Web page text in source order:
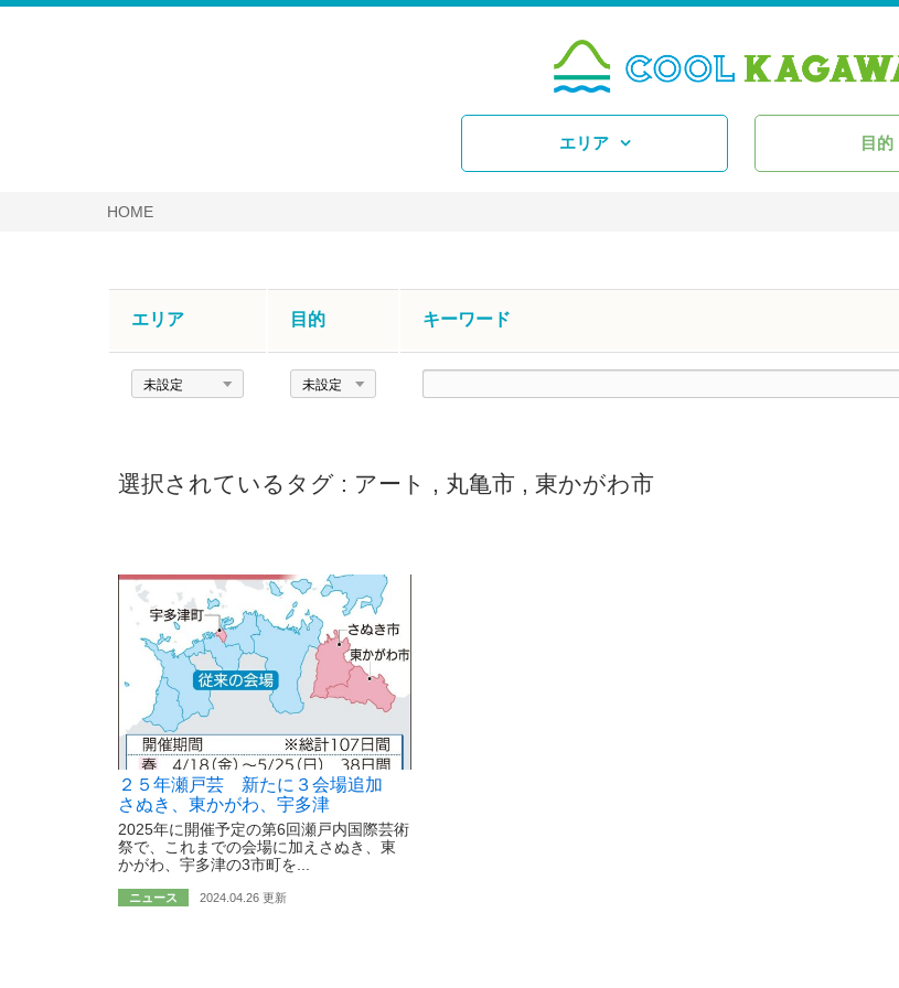
エリア 目的
HOME
エリア 目的 キーワード
エ
目
ド
選択されているタグ : アート , 丸亀市 , 東かがわ市
２５年瀬戸芸 新たに３会場追加
さぬき、東かがわ、宇多津
2025年に開催予定の第6回瀬戸内国際芸術
祭で、これまでの会場に加えさぬき、東
かがわ、宇多津の3市町を...
ニュース 2024.04.26 更新